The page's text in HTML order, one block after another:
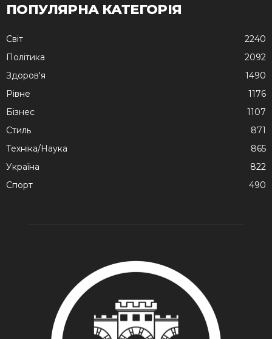
ПОПУЛЯРНА КАТЕГОРІЯ
Cвіт
2240
Політика
2092
Здоров'я
1490
Рівне
1176
Бізнес
1107
Стиль
871
Техніка/Наука
865
Україна
822
Спорт
490